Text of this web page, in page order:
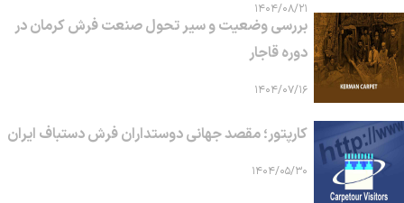
۱۴۰۴/۰۸/۲۱
بررسی وضعیت و سیر تحول صنعت فرش کرمان در
دوره قاجار
۱۴۰۴/۰۷/۱۶
کارپتور؛ مقصد جهانی دوستداران فرش دستباف ایران
۱۴۰۴/۰۵/۳۰